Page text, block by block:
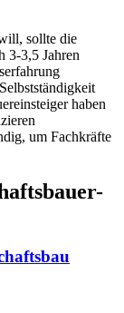
sollte die
3-3,5 Jahren
haben
um Fachkräfte
-